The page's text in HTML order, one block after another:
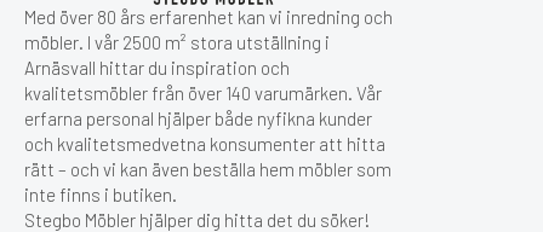
Med över 80 års erfarenhet kan vi inredning och
möbler. I vår 2500 m² stora utställning i
Arnäsvall hittar du inspiration och
kvalitetsmöbler från över 140 varumärken. Vår
erfarna personal hjälper både nyfikna kunder
och kvalitetsmedvetna konsumenter att hitta
rätt – och vi kan även beställa hem möbler som
inte finns i butiken.
Stegbo Möbler hjälper dig hitta det du söker!